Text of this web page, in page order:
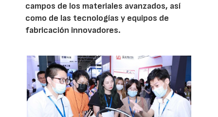
campos de los materiales avanzados, así
como de las tecnologías y equipos de
fabricación innovadores.